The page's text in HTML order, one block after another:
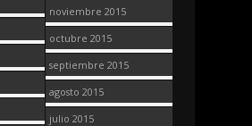
noviembre 2015
octubre 2015
septiembre 2015
agosto 2015
julio 2015